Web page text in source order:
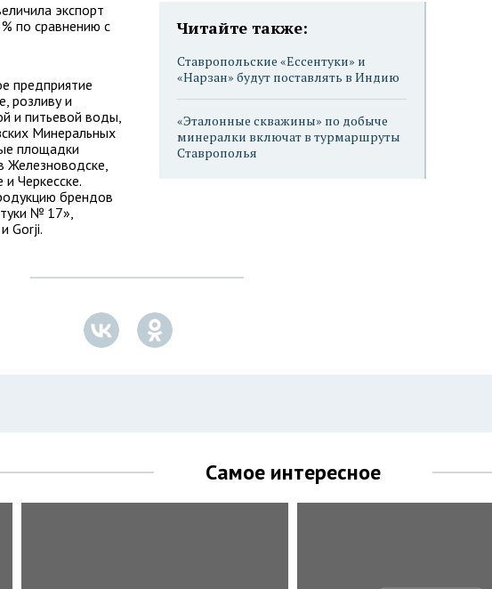
Читайте также:
Ставропольские «Ессентуки» и
«Нарзан» будут поставлять в Индию
«Эталонные скважины» по добыче
минералки включат в турмаршруты
Ставрополья
экспорт
по сравнению с
предприятие
розливу и
и питьевой воды,
Минеральных
площадки
Железноводске,
и Черкесске.
брендов
№ 17»,
Gorji.
Самое интересное